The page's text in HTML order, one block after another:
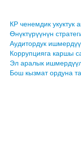
КР ченемдик укуктук
Өнүктүрүүнүн
Аудитордук
Коррупцияга каршы
Эл аралык
Бош кызмат ордуна